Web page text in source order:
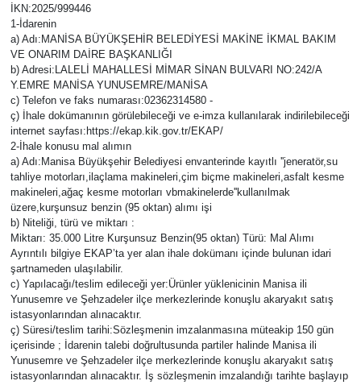
İKN:2025/999446
1-İdarenin
a) Adı:MANİSA BÜYÜKŞEHİR BELEDİYESİ MAKİNE İKMAL BAKIM
VE ONARIM DAİRE BAŞKANLIĞI
b) Adresi:LALELİ MAHALLESİ MİMAR SİNAN BULVARI NO:242/A
Y.EMRE MANİSA YUNUSEMRE/MANİSA
c) Telefon ve faks numarası:02362314580 -
ç) İhale dokümanının görülebileceği ve e-imza kullanılarak indirilebileceği
internet sayfası:https://ekap.kik.gov.tr/EKAP/
2-İhale konusu mal alımın
a) Adı:Manisa Büyükşehir Belediyesi envanterinde kayıtlı ''jeneratör,su
tahliye motorları,ilaçlama makineleri,çim biçme makineleri,asfalt kesme
makineleri,ağaç kesme motorları vbmakinelerde''kullanılmak
üzere,kurşunsuz benzin (95 oktan) alımı işi
b) Niteliği, türü ve miktarı :
Miktarı: 35.000 Litre Kurşunsuz Benzin(95 oktan) Türü: Mal Alımı
Ayrıntılı bilgiye EKAP’ta yer alan ihale dokümanı içinde bulunan idari
şartnameden ulaşılabilir.
c) Yapılacağı/teslim edileceği yer:Ürünler yüklenicinin Manisa ili
Yunusemre ve Şehzadeler ilçe merkezlerinde konuşlu akaryakıt satış
istasyonlarından alınacaktır.
ç) Süresi/teslim tarihi:Sözleşmenin imzalanmasına müteakip 150 gün
içerisinde ; İdarenin talebi doğrultusunda partiler halinde Manisa ili
Yunusemre ve Şehzadeler ilçe merkezlerinde konuşlu akaryakıt satış
istasyonlarından alınacaktır. İş sözleşmenin imzalandığı tarihte başlayıp